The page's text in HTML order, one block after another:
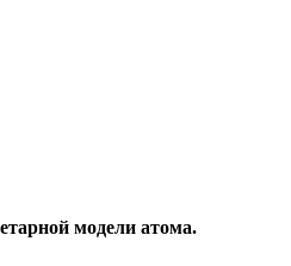
модели атома.